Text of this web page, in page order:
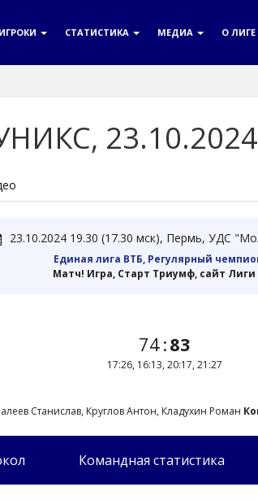
ИГРОКИ СТАТИСТИКА МЕДИА О ЛИГЕ
23.10.2024